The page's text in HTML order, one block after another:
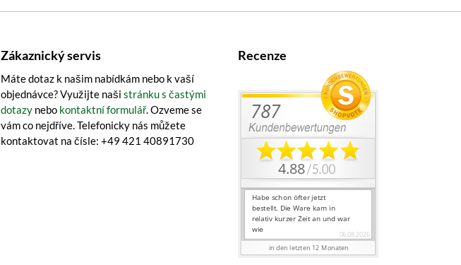
Zákaznický servis
Máte dotaz k našim nabídkám nebo k vaší
objednávce? Využijte naši stránku s častými
dotazy nebo kontaktní formulář . Ozveme se
vám co nejdříve. Telefonicky nás můžete
kontaktovat na čísle: +49 421 40891730
Recenze